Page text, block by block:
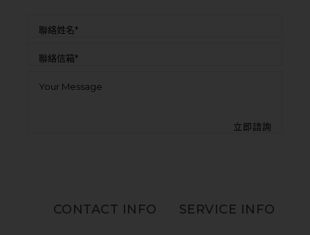
CONTACT INFO SERVICE INFO